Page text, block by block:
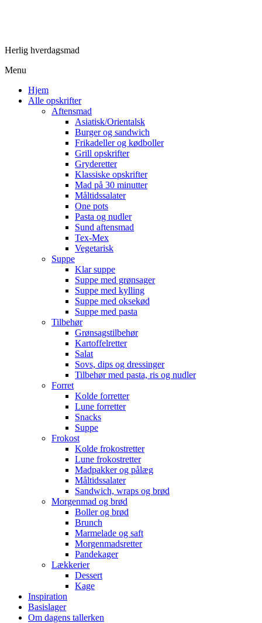
Herlig hverdagsmad
Menu
Hjem
Alle opskrifter
Aftensmad
Asiatisk/Orientalsk
Burger og sandwich
Frikadeller og kødboller
Grill opskrifter
Gryderetter
Klassiske opskrifter
Mad på 30 minutter
Måltidssalater
One pots
Pasta og nudler
Sund aftensmad
Tex-Mex
Vegetarisk
Suppe
Klar suppe
Suppe med grønsager
Suppe med kylling
Suppe med oksekød
Suppe med pasta
Tilbehør
Grønsagstilbehør
Kartoffelretter
Salat
Sovs, dips og dressinger
Tilbehør med pasta, ris og nudler
Forret
Kolde forretter
Lune forretter
Snacks
Suppe
Frokost
Kolde frokostretter
Lune frokostretter
Madpakker og pålæg
Måltidssalater
Sandwich, wraps og brød
Morgenmad og brød
Boller og brød
Brunch
Marmelade og saft
Morgenmadsretter
Pandekager
Lækkerier
Dessert
Kage
Inspiration
Basislager
Om dagens tallerken